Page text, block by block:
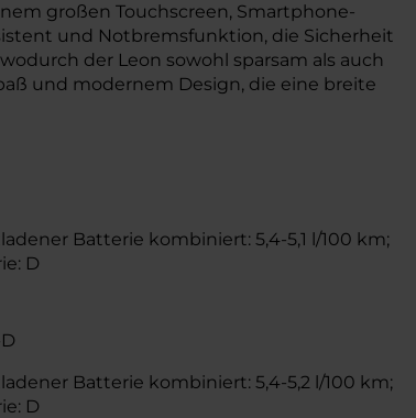
großen Touchscreen, Smartphone-
und Notbremsfunktion, die Sicherheit
der Leon sowohl sparsam als auch
und modernem Design, die eine breite
Batterie kombiniert: 5,4-5,1 l/100 km;
D
Batterie kombiniert: 5,4-5,2 l/100 km;
D